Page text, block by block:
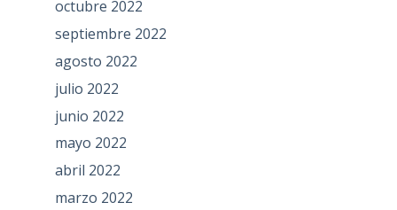
octubre 2022
septiembre 2022
agosto 2022
julio 2022
junio 2022
mayo 2022
abril 2022
marzo 2022